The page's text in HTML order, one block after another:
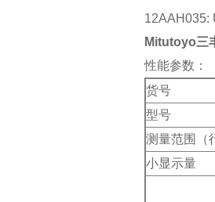
12AAH035:
Mitutoyo三
性能参数：
货号
型号
测量范围（
小显示量